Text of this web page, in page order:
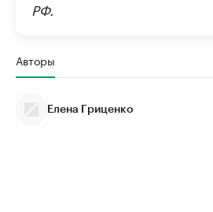
РФ.
Авторы
Елена Гриценко